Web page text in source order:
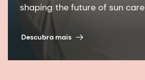
shaping the future of sun care
Descubra mais